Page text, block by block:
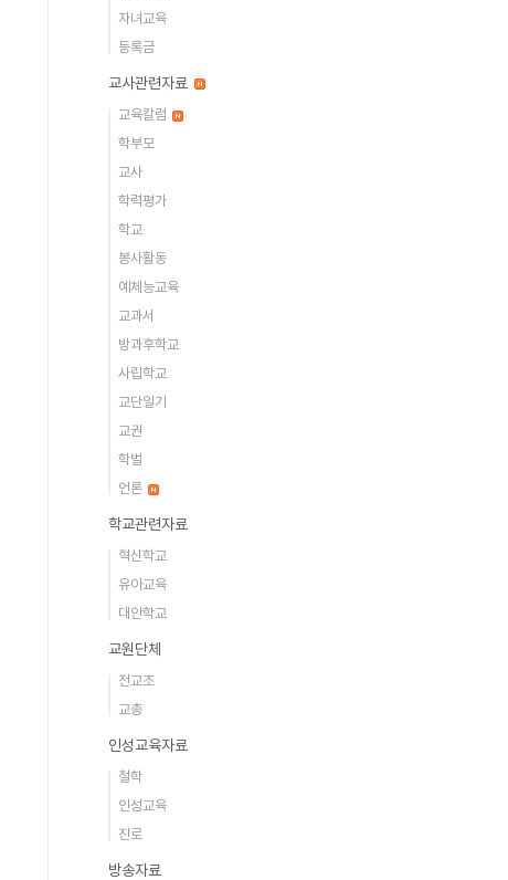
자녀교육
등록금
교사관련자료
교육칼럼
학부모
교사
학력평가
학교
봉사활동
예체능교육
교과서
방과후학교
사립학교
교단일기
교권
학벌
언론
학교관련자료
혁신학교
유아교육
대안학교
교원단체
전교조
교총
인성교육자료
철학
인성교육
진로
방송자료